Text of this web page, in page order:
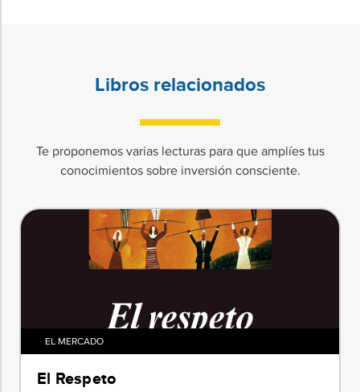
Libros relacionados
Te proponemos varias lecturas para que amplíes tus
conocimientos sobre inversión consciente.
EL MERCADO
El Respeto